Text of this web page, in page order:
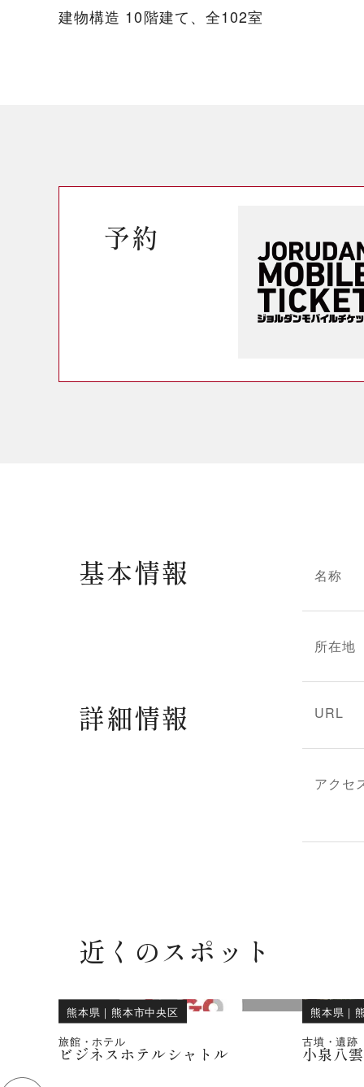
建物構造 10階建て、全102室
予約
基本情報 名称
所在地
詳細情報 URL
アクセ
近くのスポット
熊本県 ｜ 熊本市中央区
旅館・ホテル
ビジネスホテルシャトル
熊本県 ｜
古墳・遺跡
小泉八